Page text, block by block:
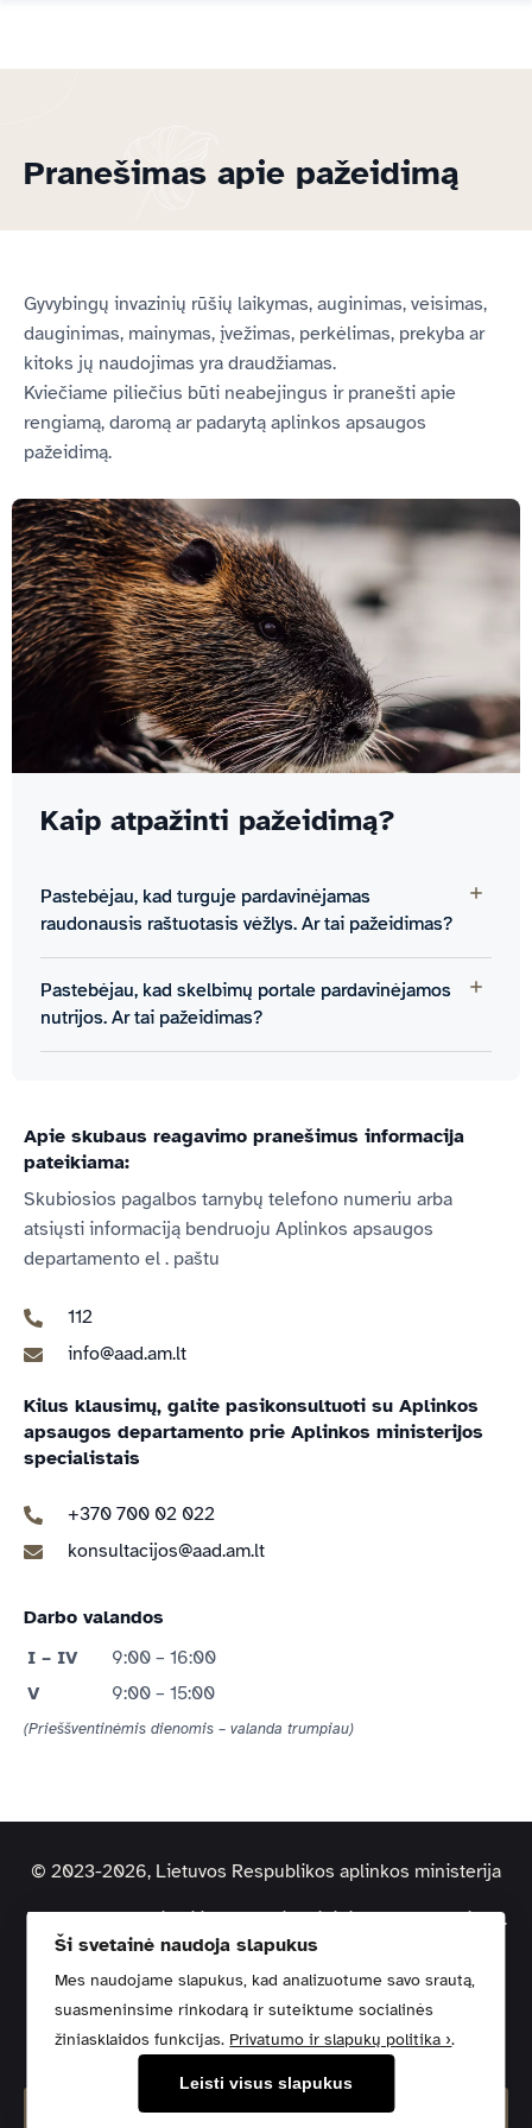
Pranešimas apie pažeidimą
Gyvybingų invazinių rūšių laikymas, auginimas, veisimas,
dauginimas, mainymas, įvežimas, perkėlimas, prekyba ar
kitoks jų naudojimas yra draudžiamas.
Kviečiame piliečius būti neabejingus ir pranešti apie
rengiamą, daromą ar padarytą aplinkos apsaugos
pažeidimą.
Kaip atpažinti pažeidimą?
Pastebėjau, kad turguje pardavinėjamas
raudonausis raštuotasis vėžlys. Ar tai pažeidimas?
Pastebėjau, kad skelbimų portale pardavinėjamos
nutrijos. Ar tai pažeidimas?
Apie skubaus reagavimo pranešimus informacija
pateikiama:
Skubiosios pagalbos tarnybų telefono numeriu arba
atsiųsti informaciją bendruoju Aplinkos apsaugos
departamento el . paštu
112
info@aad.am.lt
Kilus klausimų, galite pasikonsultuoti su Aplinkos
apsaugos departamento prie Aplinkos ministerijos
specialistais
+370 700 02 022
konsultacijos@aad.am.lt
Darbo valandos
I – IV
9:00 – 16:00
V
9:00 – 15:00
(Prieššventinėmis dienomis – valanda trumpiau)
© 2023-2026, Lietuvos Respublikos aplinkos ministerija
Duomenys kaupiami ir saugomi Juridinių asmenų registre.
Kodas: 188602370 | Adresas: A. Jakšto g. 4, 01105 Vilnius
Pagalbos centras Svetainės žemėlapisPrivatumo politika
Kontaktai
Pranešti apie klaidą
Ši svetainė naudoja slapukus
Mes naudojame slapukus, kad analizuotume savo srautą,
suasmeninsime rinkodarą ir suteiktume socialinės
žiniasklaidos funkcijas. Privatumo ir slapukų politika ›.
Leisti visus slapukus